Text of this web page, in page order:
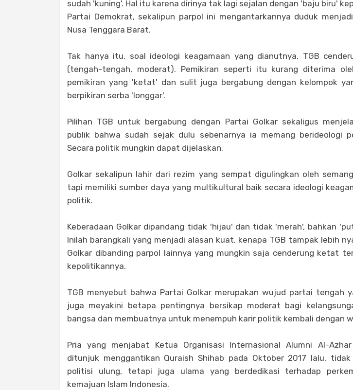
sudah 'kuning'. Hal itu karena dirinya tak lagi sejalan dengan 'baju biru'
Partai Demokrat, sekalipun parpol ini mengantarkannya duduk
Nusa Tenggara Barat.
Tak hanya itu, soal ideologi keagamaan yang dianutnya, TGB
(tengah-tengah, moderat). Pemikiran seperti itu kurang diterima
pemikiran yang 'ketat' dan sulit juga bergabung dengan kelompok
berpikiran serba 'longgar'.
Pilihan TGB untuk bergabung dengan Partai Golkar sekaligus
publik bahwa sudah sejak dulu sebenarnya ia memang berideologi
Secara politik mungkin dapat dijelaskan.
Golkar sekalipun lahir dari rezim yang sempat digulingkan oleh
tapi memiliki sumber daya yang multikultural baik secara ideologi
politik.
Keberadaan Golkar dipandang tidak 'hijau' dan tidak 'merah', bahkan
Inilah barangkali yang menjadi alasan kuat, kenapa TGB tampak lebih
Golkar dibanding parpol lainnya yang mungkin saja cenderung ketat
kepolitikannya.
TGB menyebut bahwa Partai Golkar merupakan wujud partai tengah
juga meyakini betapa pentingnya bersikap moderat bagi
bangsa dan membuatnya untuk menempuh karir politik kembali dengan
Pria yang menjabat Ketua Organisasi Internasional Alumni Al-
ditunjuk menggantikan Quraish Shihab pada Oktober 2017 lalu,
politisi ulung, tetapi juga ulama yang berdedikasi terhadap
kemajuan Islam Indonesia.